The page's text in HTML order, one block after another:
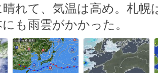
れて、気温は高め。札幌
も雨雲がかかった。